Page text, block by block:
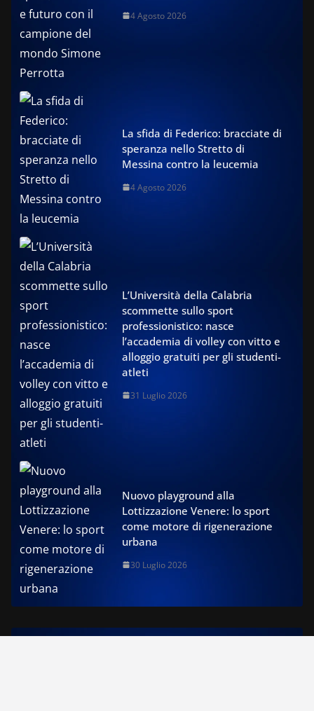
4 Agosto 2026
La sfida di Federico: bracciate di
speranza nello Stretto di
Messina contro la leucemia
4 Agosto 2026
L’Università della Calabria
scommette sullo sport
professionistico: nasce
l’accademia di volley con vitto e
alloggio gratuiti per gli studenti-
atleti
31 Luglio 2026
Nuovo playground alla
Lottizzazione Venere: lo sport
come motore di rigenerazione
urbana
30 Luglio 2026